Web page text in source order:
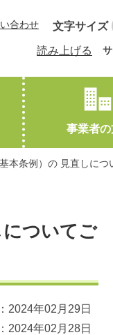
文字サイズ
合わせ
読み上げる
事業者
本条例）の 見直しにつ
についてご
2024年02月29日
2024年02月28日